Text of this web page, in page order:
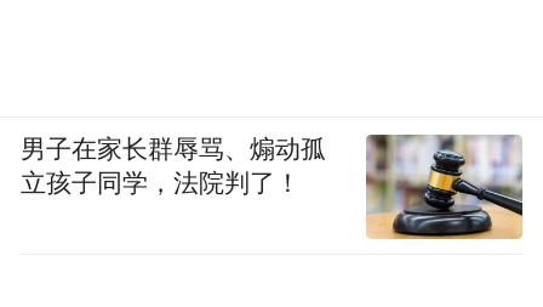
男子在家长群辱骂、煽动孤
立孩子同学，法院判了！